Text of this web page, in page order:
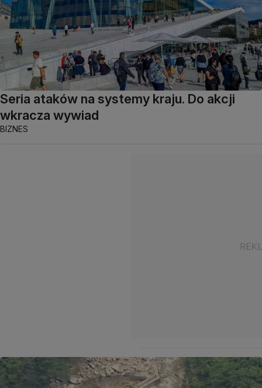
Seria ataków na systemy kraju. Do akcji
wkracza wywiad
BIZNES